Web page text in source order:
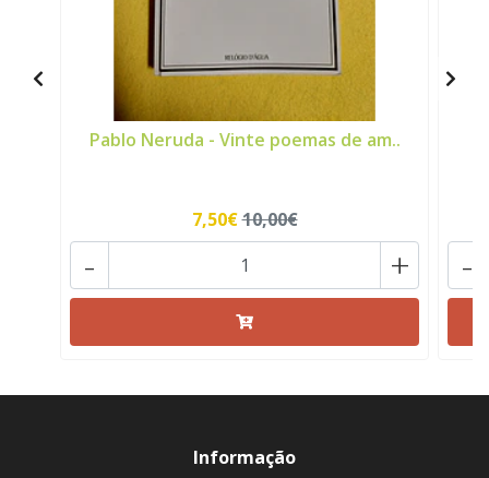
Pablo Neruda - Vinte poemas de am..
7,50€10,00€
+
- -
Informação